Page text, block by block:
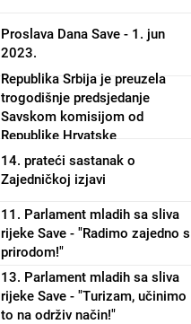
Proslava Dana Save - 1. jun
2023.
Republika Srbija je preuzela
trogodišnje predsjedanje
Savskom komisijom od
Republike Hrvatske
14. prateći sastanak o
Zajedničkoj izjavi
11. Parlament mladih sa sliva
rijeke Save - "Radimo zajedno s
prirodom!"
13. Parlament mladih sa sliva
rijeke Save - "Turizam, učinimo
to na održiv način!"